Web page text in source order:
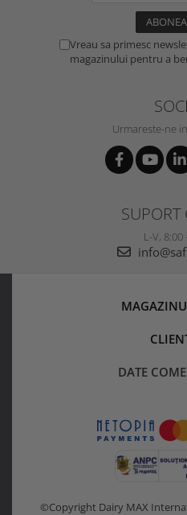
Vreau sa primesc
magazinului pentru a
Urmareste-ne
SUPORT
L-V, 8:00
DATE
©Copyright Dairy MAX